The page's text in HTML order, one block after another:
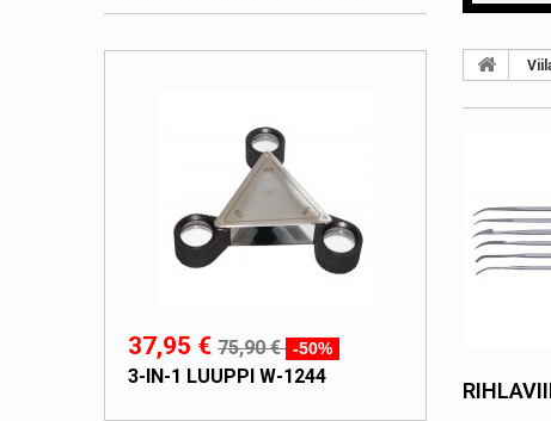
37,95 € 75,90 € -50%
3-IN-1 LUUPPI W-1244